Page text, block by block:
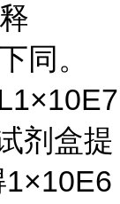
同。
剂盒提